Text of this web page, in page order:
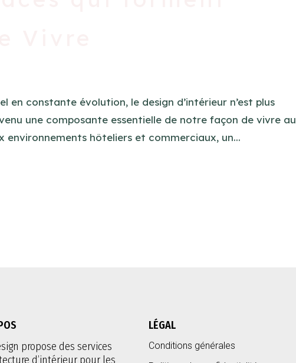
en constante évolution, le design d’intérieur n’est plus
une composante essentielle de notre façon de vivre au
environnements hôteliers et commerciaux, un...
propose des services
d’intérieur pour les
LÉGAL
Conditions générales